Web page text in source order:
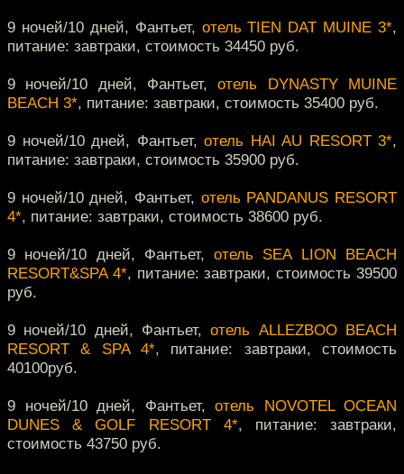
9 ночей/10 дней, Фантьет, отель TIEN DAT MUINE 3*,
питание: завтраки, стоимость 34450 руб.
9 ночей/10 дней, Фантьет,отель DYNASTY MUINE
BEACH 3*, питание: завтраки, стоимость 35400 руб.
9 ночей/10 дней, Фантьет, отель HAI AU RESORT 3*,
питание: завтраки, стоимость 35900 руб.
9 ночей/10 дней, Фантьет, отель PANDANUS RESORT
4*, питание: завтраки, стоимость 38600 руб.
9 ночей/10 дней, Фантьет,отель SEA LION BEACH
RESORT&SPA 4*, питание: завтраки, стоимость 39500
руб.
9 ночей/10 дней, Фантьет,отель ALLEZBOO BEACH
RESORT & SPA 4*, питание: завтраки, стоимость
40100руб.
9 ночей/10 дней, Фантьет, отель NOVOTEL OCEAN
DUNES & GOLF RESORT 4*, питание: завтраки,
стоимость 43750 руб.